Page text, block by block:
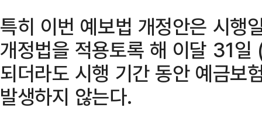
특히 이번 예보법 개정안은 시행
개정법을 적용토록 해 이달 31
되더라도 시행 기간 동안 예금보
발생하지 않는다.